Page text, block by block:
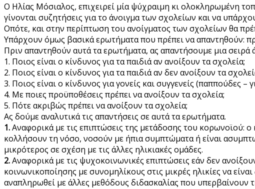
O Hλίας Μόσιαλος, επιχειρεί μία ψύχραιμη κι ολοκληρωμένη
γίνονται συζητήσεις για το άνοιγμα των σχολείων και να
Οπότε, και στην περίπτωση του ανοίγματος των σχολείων θα
Υπάρχουν όμως βασικά ερωτήματα που πρέπει να απαντηθούν:
Πριν απαντηθούν αυτά τα ερωτήματα, ας απαντήσουμε μια
1. Ποιος είναι ο κίνδυνος για τα παιδιά αν ανοίξουν τα σχολεία;
2. Ποιος είναι ο κίνδυνος για τα παιδιά αν δεν ανοίξουν τα
3. Ποιος είναι ο κίνδυνος για γονείς και συγγενείς (παππούδες –
4. Με ποιες προϋποθέσεις πρέπει να ανοίξουν τα σχολεία;
5. Πότε ακριβώς πρέπει να ανοίξουν τα σχολεία;
Ας δούμε αναλυτικά τις απαντήσεις σε αυτά τα ερωτήματα.
1.Αναφορικά με τις επιπτώσεις της μετάδοσης του κορωνοϊού:
κολλήσουν τη νόσο, νοσούν με ήπια συμπτώματα ή είναι
μικρότερος σε σχέση με τις άλλες ηλικιακές ομάδες.
2.Αναφορικά με τις ψυχοκοινωνικές επιπτώσεις εάν δεν
κοινωνικοποίησης με συνομηλίκους στις μικρές ηλικίες να
αναπληρωθεί με άλλες μεθόδους διδασκαλίας που